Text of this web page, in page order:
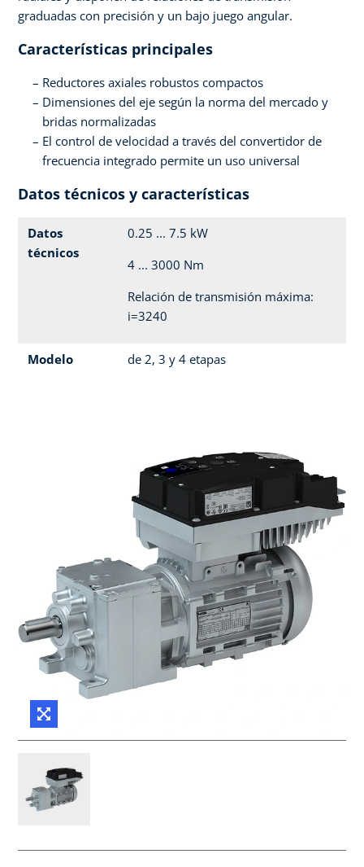
graduadas con precisión y un bajo juego angular.
Características principales
Reductores axiales robustos compactos
Dimensiones del eje según la norma del mercado y
bridas normalizadas
El control de velocidad a través del convertidor de
frecuencia integrado permite un uso universal
Datos técnicos y características
Datos
técnicos
0.25 ... 7.5 kW
4 ... 3000 Nm
Relación de transmisión máxima:
i=3240
Modelo de 2, 3 y 4 etapas